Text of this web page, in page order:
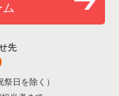
案件一覧
却物件の案件一覧
先
日を除く）